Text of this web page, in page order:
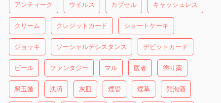
アンティーク ウイルス カプセル キャッシュレス
クリーム クレジットカード ショートケーキ
ジョッキ ソーシャルデシスタンス デビットカード
ビール ファンタジー マル 医者 塗り薬
悪玉菌 決済 灰皿 煙管 煙草 発泡酒